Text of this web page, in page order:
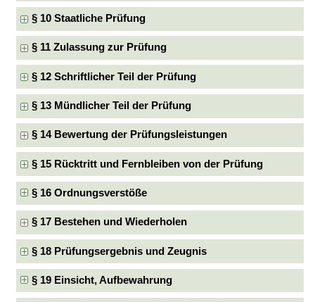
§ 10 Staatliche Prüfung
§ 11 Zulassung zur Prüfung
§ 12 Schriftlicher Teil der Prüfung
§ 13 Mündlicher Teil der Prüfung
§ 14 Bewertung der Prüfungsleistungen
§ 15 Rücktritt und Fernbleiben von der Prüfung
§ 16 Ordnungsverstöße
§ 17 Bestehen und Wiederholen
§ 18 Prüfungsergebnis und Zeugnis
§ 19 Einsicht, Aufbewahrung